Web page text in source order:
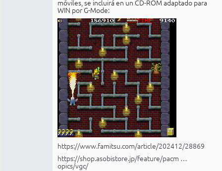
móviles, se incluirá en un CD-ROM adaptado para
WIN por G-Mode:
https://www.famitsu.com/article/202412/28869
https://shop.asobistore.jp/feature/pacm …
opics/vgc/